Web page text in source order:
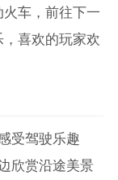
车，前往下一
喜欢的玩家欢
受驾驶乐趣
欣赏沿途美景